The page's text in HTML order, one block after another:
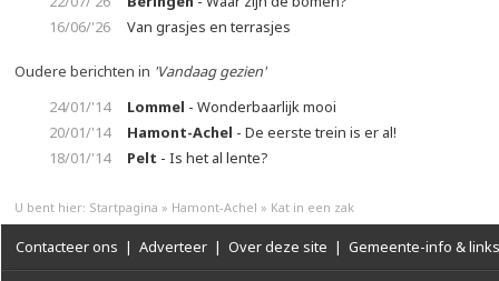
16/06/'26
Van grasjes en terrasjes
Oudere berichten in 'Vandaag gezien'
24/01/'14
Lommel - Wonderbaarlijk mooi
20/01/'14
Hamont-Achel - De eerste trein is er al!
18/01/'14
Pelt - Is het al lente?
U bent hier: Startpagina » Hamont-Achel » Kat in een zak
Contacteer ons | Adverteer | Over deze site | Gemeente-info & links